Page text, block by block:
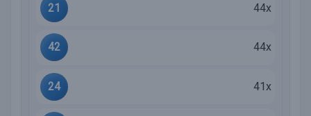
21 44x
42 44x
24 41x